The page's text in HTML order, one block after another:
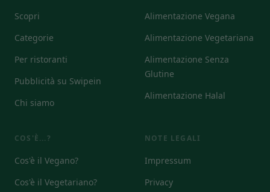
Scopri
Categorie
Per ristoranti
Pubblicità su Swipein
Chi siamo
Alimentazione Vegana
Alimentazione Vegetariana
Alimentazione Senza
Glutine
Alimentazione Halal
COS'È...?
Cos'è il Vegano?
Cos'è il Vegetariano?
NOTE LEGALI
Impressum
Privacy